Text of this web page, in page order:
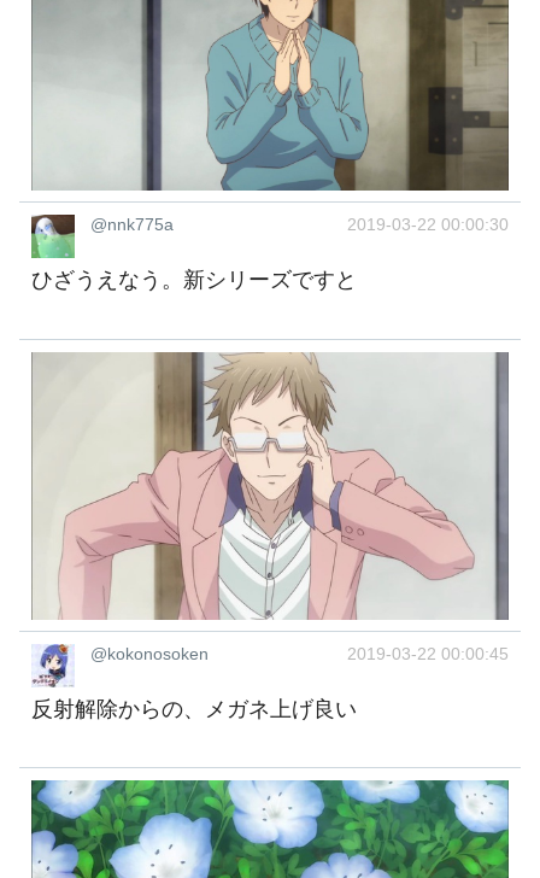
@nnk775a 2019-03-22 00:00:30
ひざうえなう。新シリーズですと
@kokonosoken 2019-03-22 00:00:45
反射解除からの、メガネ上げ良い